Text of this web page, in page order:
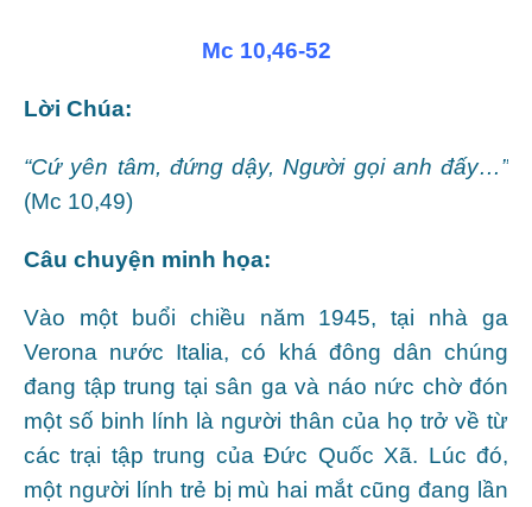
Mc 10,46-52
Lời Chúa:
“Cứ yên tâm, đứng dậy, Người gọi anh đấy…”
(Mc 10,49)
Câu chuyện minh họa:
Vào một buổi chiều năm 1945, tại nhà ga
Verona nước Italia, có khá đông dân chúng
đang tập trung tại sân ga và náo nức chờ đón
một số binh lính là người thân của họ trở về từ
các trại tập trung của Đức Quốc Xã. Lúc đó,
một người lính trẻ bị mù hai mắt cũng đang lần